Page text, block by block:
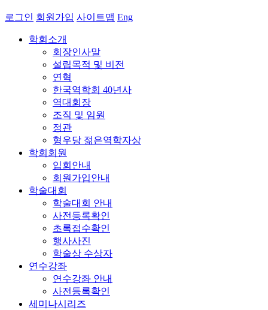
로그인 회원가입 사이트맵 Eng
학회소개
회장인사말
설립목적 및 비전
연혁
한국역학회 40년사
역대회장
조직 및 임원
정관
형우당 젊은역학자상
학회회원
입회안내
회원가입안내
학술대회
학술대회 안내
사전등록확인
초록접수확인
행사사진
학술상 수상자
연수강좌
연수강좌 안내
사전등록확인
세미나시리즈